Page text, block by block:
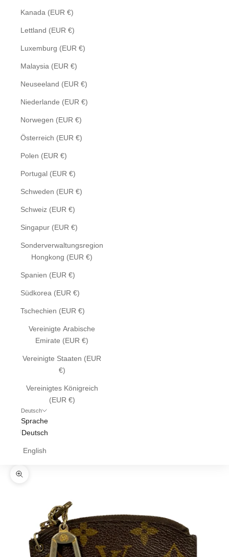
Kanada (EUR €)
Lettland (EUR €)
Luxemburg (EUR €)
Malaysia (EUR €)
Neuseeland (EUR €)
Niederlande (EUR €)
Norwegen (EUR €)
Österreich (EUR €)
Polen (EUR €)
Portugal (EUR €)
Schweden (EUR €)
Schweiz (EUR €)
Singapur (EUR €)
Sonderverwaltungsregion
Hongkong (EUR €)
Spanien (EUR €)
Südkorea (EUR €)
Tschechien (EUR €)
Vereinigte Arabische
Emirate (EUR €)
Vereinigte Staaten (EUR
€)
Vereinigtes Königreich
(EUR €)
Deutsch
Sprache
Deutsch
English
Bild vergrößern